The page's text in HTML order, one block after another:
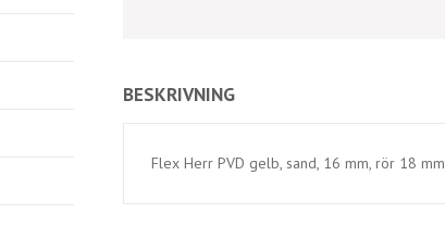
BESKRIVNING
Flex Herr PVD gelb, sand, 16 mm, rör 18 mm